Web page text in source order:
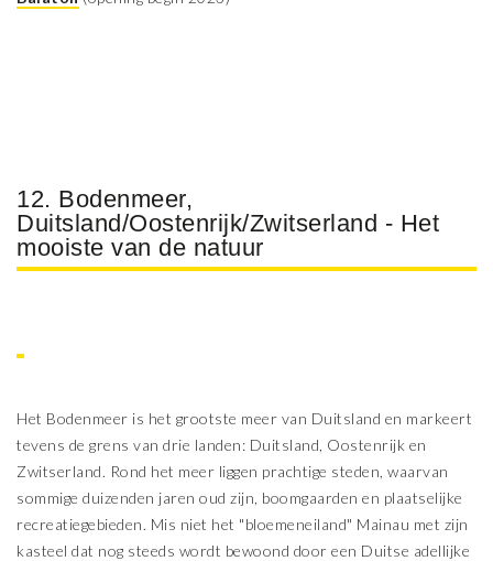
12. Bodenmeer,
Duitsland/Oostenrijk/Zwitserland - Het
mooiste van de natuur
Het Bodenmeer is het grootste meer van Duitsland en markeert
tevens de grens van drie landen: Duitsland, Oostenrijk en
Zwitserland. Rond het meer liggen prachtige steden, waarvan
sommige duizenden jaren oud zijn, boomgaarden en plaatselijke
recreatiegebieden. Mis niet het "bloemeneiland" Mainau met zijn
kasteel dat nog steeds wordt bewoond door een Duitse adellijke